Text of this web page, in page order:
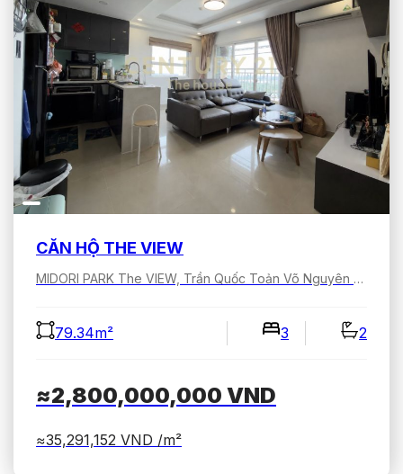
CĂN HỘ THE VIEW
MIDORI PARK The VIEW, Trần Quốc Toản Võ Nguyên Giáp, Bình Dương, Hồ Chí Minh, Việt Nam
79.34m² 3 2
≈2,800,000,000 VND
≈35,291,152 VND /m²